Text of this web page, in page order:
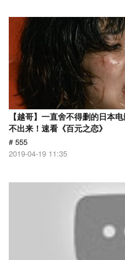
【越哥】一直舍不得删的日本
不出来！速看《百元之恋》
# 555
2019-04-19 11:35